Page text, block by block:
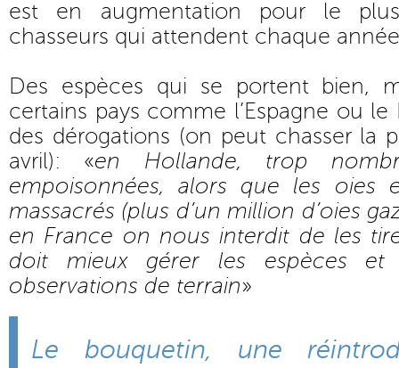
est en augmentation pour le
chasseurs qui attendent chaque
Des espèces qui se portent bien,
certains pays comme l’Espagne ou
des dérogations (on peut chasser la
avril): «en Hollande, trop
empoisonnées, alors que les oies
massacrés (plus d’un million d’oies
en France on nous interdit de les
doit mieux gérer les espèces
observations de terrain»
Le bouquetin, une